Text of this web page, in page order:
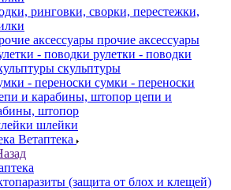
ринговки, сворки, перестежки,
прочие аксессуары
рулетки - поводки
скульптуры
сумки - переноски
цепи и
штопор
шлейки
Ветаптека